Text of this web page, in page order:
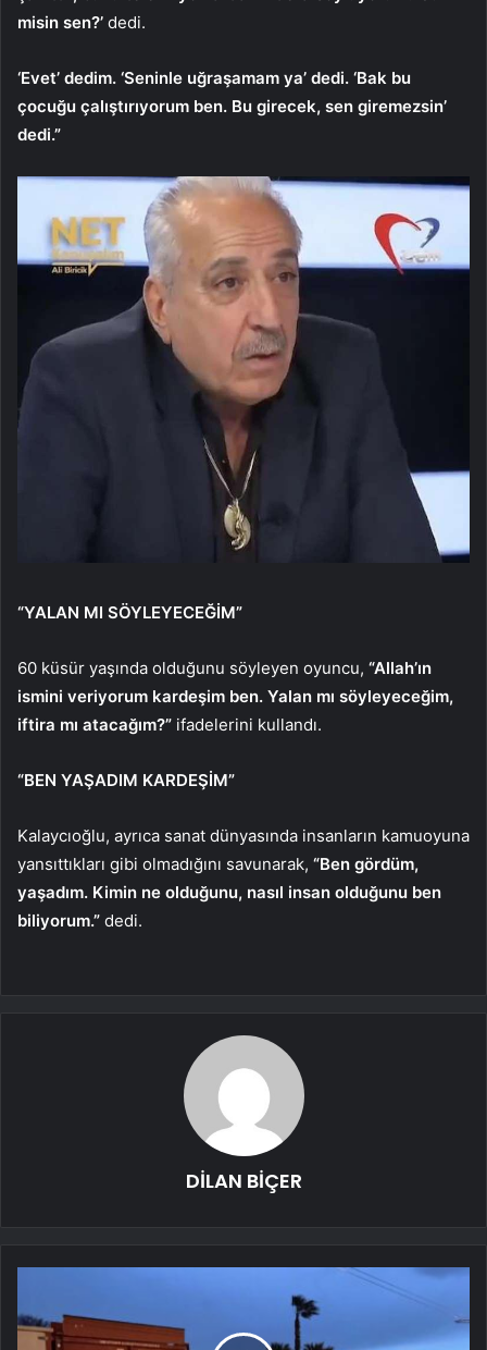
misin sen?’ dedi.
‘Evet’ dedim. ‘Seninle uğraşamam ya’ dedi. ‘Bak bu
çocuğu çalıştırıyorum ben. Bu girecek, sen giremezsin’
dedi.”
“YALAN MI SÖYLEYECEĞİM”
60 küsür yaşında olduğunu söyleyen oyuncu, “Allah’ın
ismini veriyorum kardeşim ben. Yalan mı söyleyeceğim,
iftira mı atacağım?” ifadelerini kullandı.
“BEN YAŞADIM KARDEŞİM”
Kalaycıoğlu, ayrıca sanat dünyasında insanların kamuoyuna
yansıttıkları gibi olmadığını savunarak, “Ben gördüm,
yaşadım. Kimin ne olduğunu, nasıl insan olduğunu ben
biliyorum.” dedi.
DİLAN BİÇER